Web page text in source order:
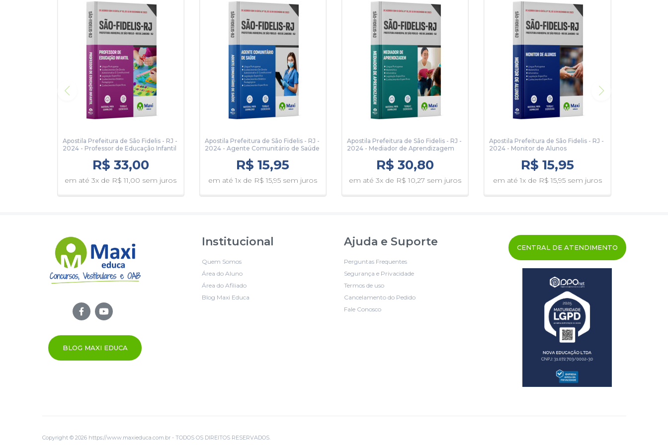
Apostila Prefeitura de São Fidelis - RJ -
2024 - Professor de Educação Infantil
R$ 33,00
em até 3x de R$ 11,00 sem juros
Apostila Prefeitura de São Fidelis - RJ -
2024 - Agente Comunitário de Saúde
R$ 15,95
em até 1x de R$ 15,95 sem juros
Apostila Prefeitura de São Fidelis - RJ -
2024 - Mediador de Aprendizagem
R$ 30,80
em até 3x de R$ 10,27 sem juros
Apostila Prefeitura de São Fidelis - RJ -
2024 - Monitor de Alunos
R$ 15,95
em até 1x de R$ 15,95 sem juros
BLOG MAXI EDUCA
Institucional
Quem Somos
Área do Aluno
Área do Afiliado
Blog Maxi Educa
Ajuda e Suporte
Perguntas Frequentes
Segurança e Privacidade
Termos de uso
Cancelamento do Pedido
Fale Conosco
CENTRAL DE ATENDIMENTO
Copyright © 2026 https://www.maxieduca.com.br - TODOS OS DIREITOS RESERVADOS.